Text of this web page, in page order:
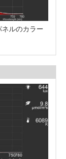
ルのカラー